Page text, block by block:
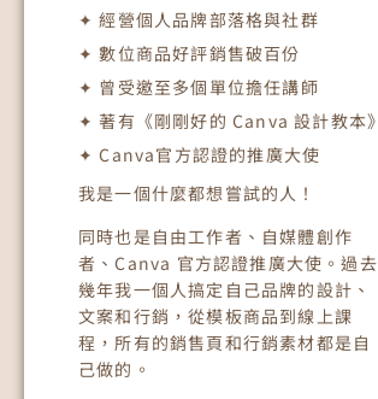
✦ 經營個人品牌部落格與社群
✦ 數位商品好評銷售破百份
✦ 曾受邀至多個單位擔任講師
✦ 著有《剛剛好的 Canva 設計教本》
✦ Canva官方認證的推廣大使
我是一個什麼都想嘗試的人！
同時也是自由工作者、自媒體創作
者、Canva 官方認證推廣大使。過去
幾年我一個人搞定自己品牌的設計、
文案和行銷，從模板商品到線上課
程，所有的銷售頁和行銷素材都是自
己做的。